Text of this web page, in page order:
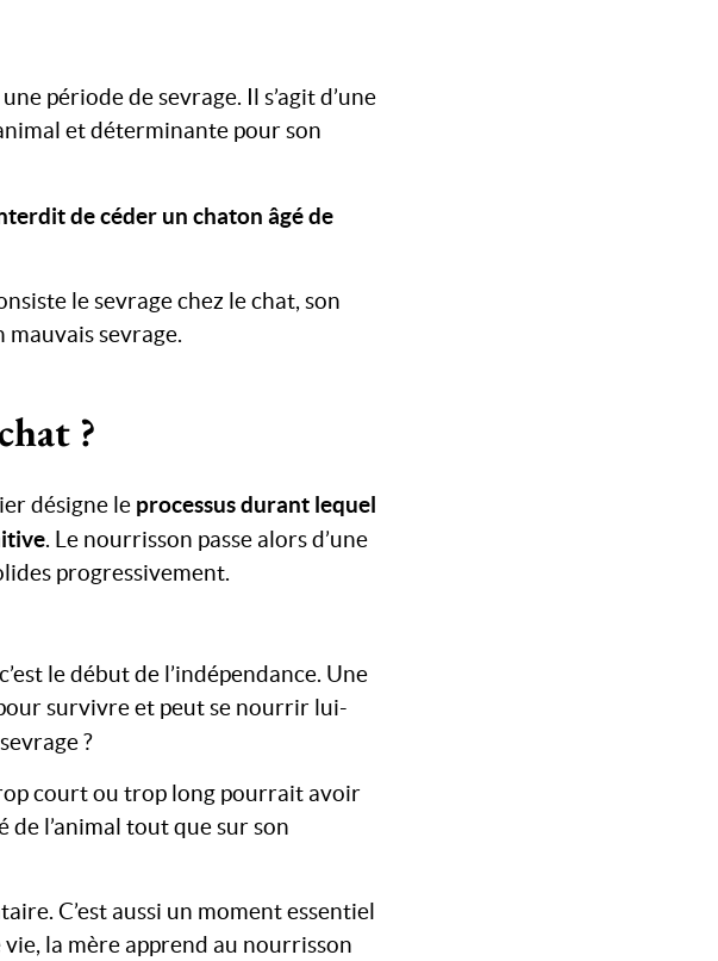
période de sevrage. Il s’agit d’une
et déterminante pour son
de céder un chaton âgé de
le sevrage chez le chat, son
sevrage.
?
désigne le processus durant lequel
. Le nourrisson passe alors d’une
progressivement.
le début de l’indépendance. Une
survivre et peut se nourrir lui-
?
court ou trop long pourrait avoir
de l’animal tout que sur son
C’est aussi un moment essentiel
la mère apprend au nourrisson